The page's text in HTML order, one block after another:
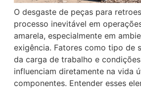
O desgaste de peças para
processo inevitável em
amarela, especialmente em
exigência. Fatores como tipo de
da carga de trabalho e
influenciam diretamente na vida
componentes. Entender esses